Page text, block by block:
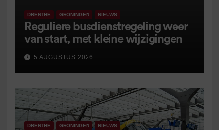
DRENTHE GRONINGEN NIEUWS
Reguliere busdienstregeling weer
van start, met kleine wijzigingen
5 AUGUSTUS 2026
DRENTHE GRONINGEN NIEUWS